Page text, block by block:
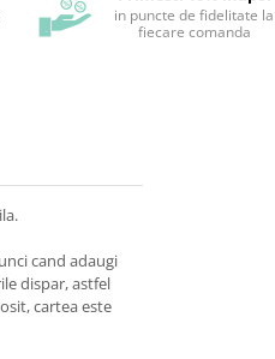
in puncte de fidelitate la
fiecare comanda
cand adaugi
dispar, astfel
cartea este